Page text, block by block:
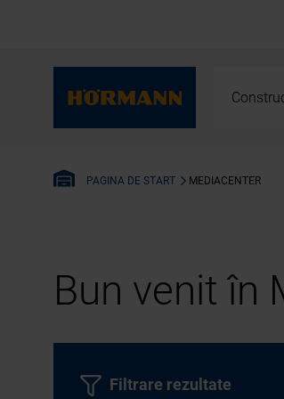
PAGINA DE START MEDIACENTER
Bun venit în
Filtrare rezultate